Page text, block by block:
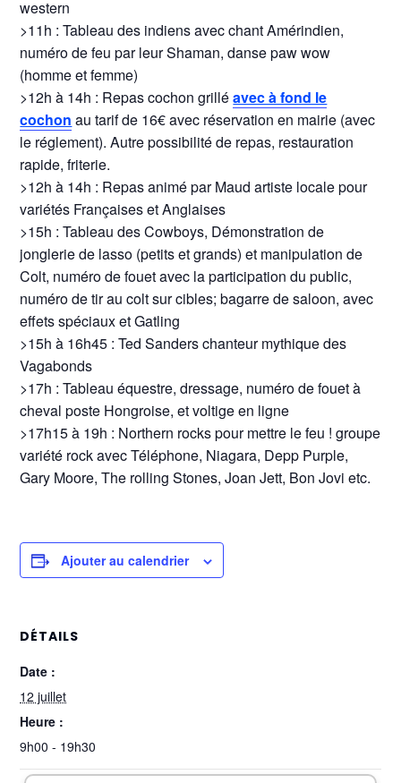
western
>11h : Tableau des indiens avec chant Amérindien,
numéro de feu par leur Shaman, danse paw wow
(homme et femme)
>12h à 14h : Repas cochon grilléavec à fond le
cochon au tarif de 16€ avec réservation en mairie (avec
le réglement). Autre possibilité de repas, restauration
rapide, friterie.
>12h à 14h : Repas animé par Maud artiste locale pour
variétés Françaises et Anglaises
>15h : Tableau des Cowboys, Démonstration de
jonglerie de lasso (petits et grands) et manipulation de
Colt, numéro de fouet avec la participation du public,
numéro de tir au colt sur cibles; bagarre de saloon, avec
effets spéciaux et Gatling
>15h à 16h45 : Ted Sanders chanteur mythique des
Vagabonds
>17h : Tableau équestre, dressage, numéro de fouet à
cheval poste Hongroise, et voltige en ligne
>17h15 à 19h : Northern rocks pour mettre le feu ! groupe
variété rock avec Téléphone, Niagara, Depp Purple,
Gary Moore, The rolling Stones, Joan Jett, Bon Jovi etc.
Ajouter au calendrier
DÉTAILS
Date :
12 juillet
Heure :
9h00 - 19h30